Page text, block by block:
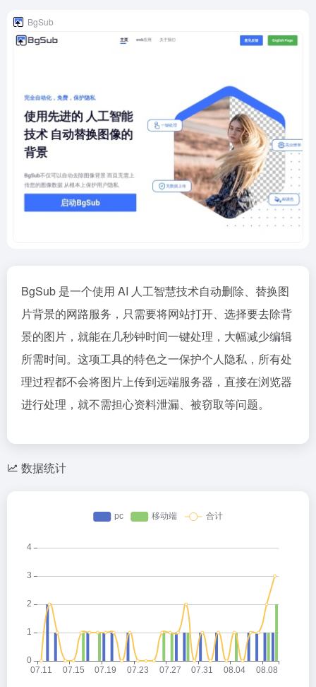
BgSub
BgSub 是一个使用 AI 人工智慧技术自动删除、替换图
片背景的网路服务，只需要将网站打开、选择要去除背
景的图片，就能在几秒钟时间一键处理，大幅减少编辑
所需时间。这项工具的特色之一保护个人隐私，所有处
理过程都不会将图片上传到远端服务器，直接在浏览器
进行处理，就不需担心资料泄漏、被窃取等问题。
数据统计